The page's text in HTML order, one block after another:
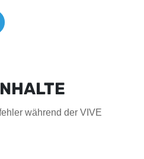
während der VIVE